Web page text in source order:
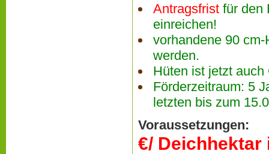
Antragsfrist für den
einreichen!
vorhandene 90
werden.
Hüten ist jetzt auch
Förderzeitraum: 5
letzten bis zum
€/ Deichhektar